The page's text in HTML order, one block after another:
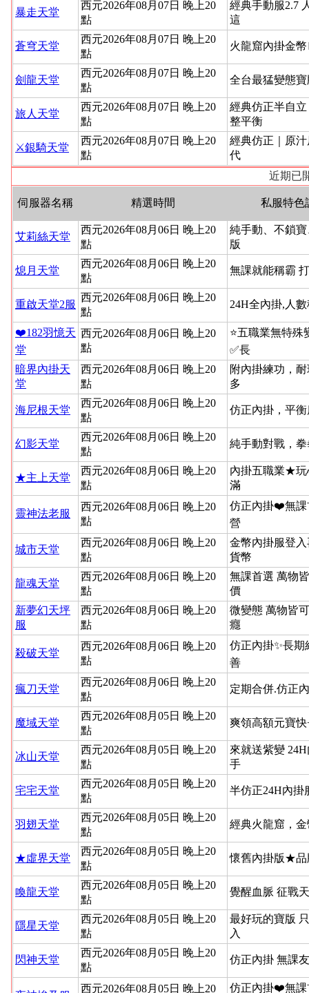
暴走天堂
西元2026年08月07日 晚上20
點
經典手動服2.7
這
蒼穹天堂
西元2026年08月07日 晚上20
點
火龍窟內掛金
劍龍天堂
西元2026年08月07日 晚上20
點
全台最猛變態寶
旅人天堂
西元2026年08月07日 晚上20
點
經典仿正半自
整平衡
⚔️銀騎天堂
西元2026年08月07日 晚上20
點
經典仿正｜原
代
近期已
伺服器名稱 精選時間 私服特色
艾莉絲天堂
西元2026年08月06日 晚上20
點
純手動、不鎖
版
熄月天堂
西元2026年08月06日 晚上20
點
無課就能稱霸
重啟天堂2服
西元2026年08月06日 晚上20
點
24H全內掛,人
❤️182羽憶天
堂
西元2026年08月06日 晚上20
點
⭐️五職業無特殊
✅長
暗界內掛天
堂
西元2026年08月06日 晚上20
點
附內掛練功，
多
海尼根天堂
西元2026年08月06日 晚上20
點
仿正內掛，平
幻影天堂
西元2026年08月06日 晚上20
點
純手動對戰，
★主上天堂
西元2026年08月06日 晚上20
點
內掛五職業★玩
滿
靈神法老服
西元2026年08月06日 晚上20
點
仿正內掛❤️無
營
城市天堂
西元2026年08月06日 晚上20
點
金幣內掛服登
貨幣
龍魂天堂
西元2026年08月06日 晚上20
點
無課首選 萬物
價
新夢幻天坪
服
西元2026年08月06日 晚上20
點
微變態 萬物皆
癮
殺破天堂
西元2026年08月06日 晚上20
點
仿正內掛✨長
善
瘋刀天堂
西元2026年08月06日 晚上20
點
定期合併.仿正
魔域天堂
西元2026年08月05日 晚上20
點
爽領高額元寶
冰山天堂
西元2026年08月05日 晚上20
點
來就送紫變
手
宅宅天堂
西元2026年08月05日 晚上20
點
半仿正24H內掛
羽翅天堂
西元2026年08月05日 晚上20
點
經典火龍窟，
★虛界天堂
西元2026年08月05日 晚上20
點
懷舊內掛版★品
喚龍天堂
西元2026年08月05日 晚上20
點
覺醒血脈 征戰
隱星天堂
西元2026年08月05日 晚上20
點
最好玩的寶版
入
閃神天堂
西元2026年08月05日 晚上20
點
仿正內掛 無課
西元2026年08月05日 晚上20
仿正內掛❤️無